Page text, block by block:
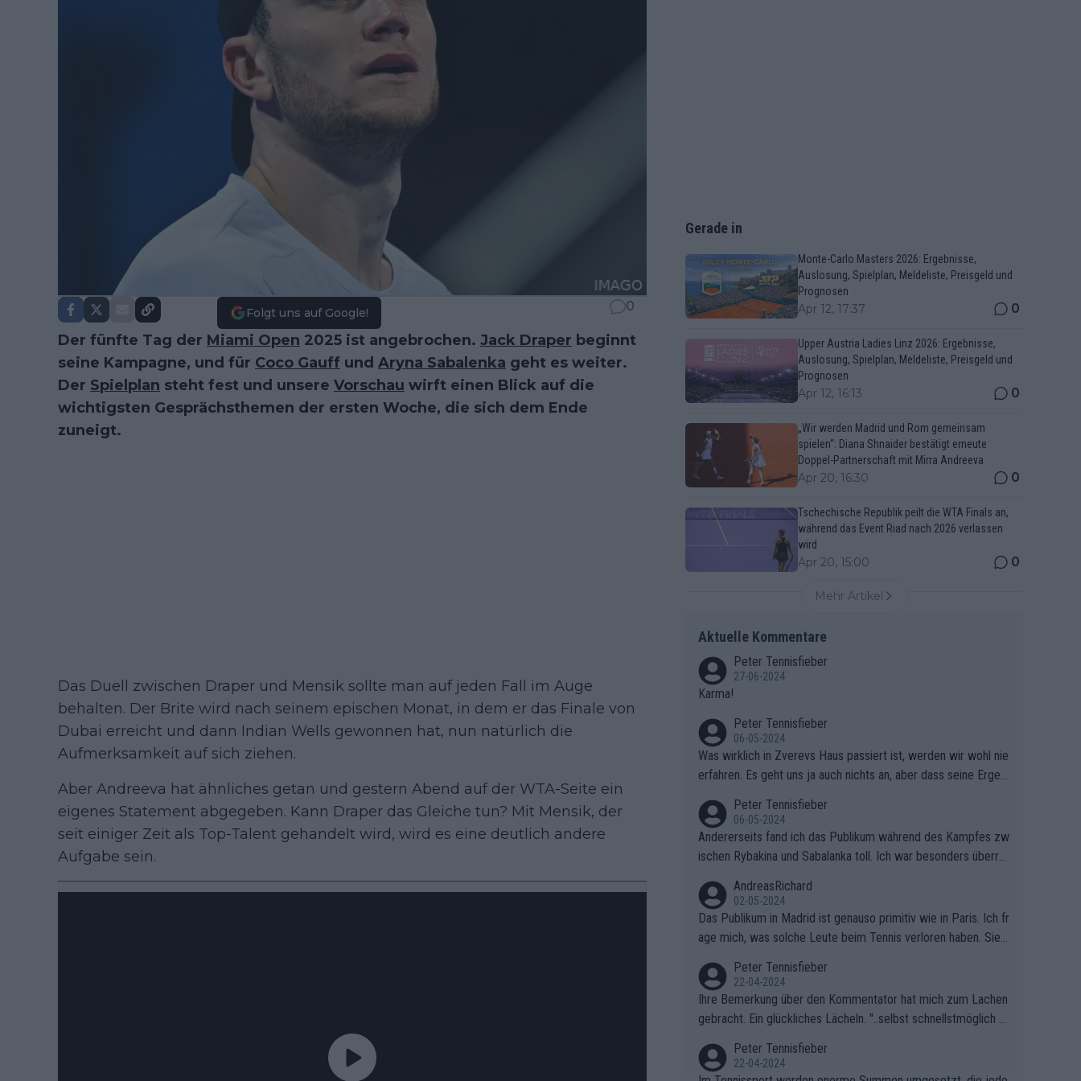
Folgt uns auf Google! 0
Der fünfte Tag der Miami Open 2025 ist angebrochen. Jack Draper beginnt
seine Kampagne, und für Coco Gauff und Aryna Sabalenka geht es weiter.
Der Spielplan steht fest und unsere Vorschau wirft einen Blick auf die
wichtigsten Gesprächsthemen der ersten Woche, die sich dem Ende
zuneigt.
Das Duell zwischen Draper und Mensik sollte man auf jeden Fall im Auge
behalten. Der Brite wird nach seinem epischen Monat, in dem er das Finale von
Dubai erreicht und dann Indian Wells gewonnen hat, nun natürlich die
Aufmerksamkeit auf sich ziehen.
Aber Andreeva hat ähnliches getan und gestern Abend auf der WTA-Seite ein
eigenes Statement abgegeben. Kann Draper das Gleiche tun? Mit Mensik, der
seit einiger Zeit als Top-Talent gehandelt wird, wird es eine deutlich andere
Aufgabe sein.
Gerade in
Monte-Carlo Masters 2026: Ergebnisse,
Auslosung, Spielplan, Meldeliste, Preisgeld und
Prognosen
Apr 12, 17:37 0
Upper Austria Ladies Linz 2026: Ergebnisse,
Auslosung, Spielplan, Meldeliste, Preisgeld und
Prognosen
Apr 12, 16:13 0
„Wir werden Madrid und Rom gemeinsam
spielen“: Diana Shnaider bestätigt erneute
Doppel-Partnerschaft mit Mirra Andreeva
Apr 20, 16:30 0
Tschechische Republik peilt die WTA Finals an,
während das Event Riad nach 2026 verlassen
wird
Apr 20, 15:00 0
Mehr Artikel
Aktuelle Kommentare
Peter Tennisfieber
27-06-2024
Karma!
Peter Tennisfieber
06-05-2024
Was wirklich in Zverevs Haus passiert ist, werden wir wohl nie
erfahren. Es geht uns ja auch nichts an, aber dass seine Ergeb
Peter Tennisfieber
06-05-2024
Andererseits fand ich das Publikum während des Kampfes zw
ischen Rybakina und Sabalanka toll. Ich war besonders überras
AndreasRichard
02-05-2024
Das Publikum in Madrid ist genauso primitiv wie in Paris. Ich fr
age mich, was solche Leute beim Tennis verloren haben. Sie s
ben.
Peter Tennisfieber
22-04-2024
Ihre Bemerkung über den Kommentator hat mich zum Lachen
gebracht. Ein glückliches Lächeln. "..selbst schnellstmöglich na
Peter Tennisfieber
22-04-2024